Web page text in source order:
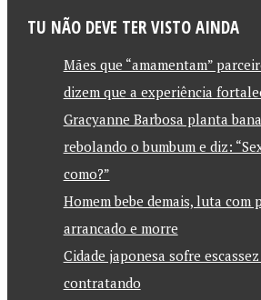
TU NÃO DEVE TER VISTO AINDA
Mães que “amamentam”
dizem que a experiência
Gracyanne Barbosa planta
rebolando o bumbum e diz:
como?”
Homem bebe demais, luta com
arrancado e morre
Cidade japonesa sofre
contratando